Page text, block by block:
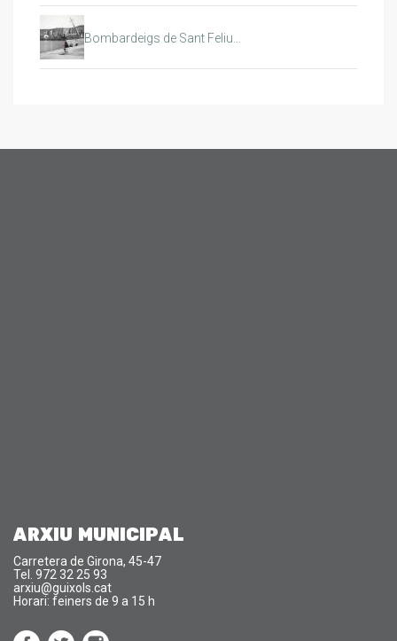
Bombardeigs de Sant Feliu…
ARXIU MUNICIPAL
Carretera de Girona, 45-47
Tel. 972 32 25 93
arxiu@guixols.cat
Horari: feiners de 9 a 15 h